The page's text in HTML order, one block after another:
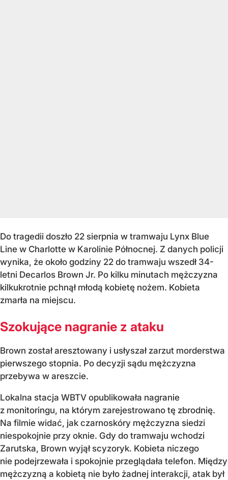
Do tragedii doszło 22 sierpnia w tramwaju Lynx Blue
Line w Charlotte w Karolinie Północnej. Z danych policji
wynika, że około godziny 22 do tramwaju wszedł 34-
letni Decarlos Brown Jr. Po kilku minutach mężczyzna
kilkukrotnie pchnął młodą kobietę nożem. Kobieta
zmarła na miejscu.
Szokujące nagranie z ataku
Brown został aresztowany i usłyszał zarzut morderstwa
pierwszego stopnia. Po decyzji sądu mężczyzna
przebywa w areszcie.
Lokalna stacja WBTV opublikowała nagranie
z monitoringu, na którym zarejestrowano tę zbrodnię.
Na filmie widać, jak czarnoskóry mężczyzna siedzi
niespokojnie przy oknie. Gdy do tramwaju wchodzi
Zarutska, Brown wyjął scyzoryk. Kobieta niczego
nie podejrzewała i spokojnie przeglądała telefon. Między
mężczyzną a kobietą nie było żadnej interakcji, atak był